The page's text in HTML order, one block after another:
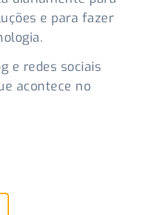
e para fazer
e redes sociais
acontece no